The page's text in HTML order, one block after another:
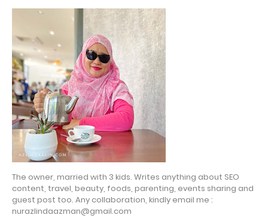
The owner, married with 3 kids. Writes anything about SEO
content, travel, beauty, foods, parenting, events sharing and
guest post too. Any collaboration, kindly email me :
nurazlindaazman@gmail.com